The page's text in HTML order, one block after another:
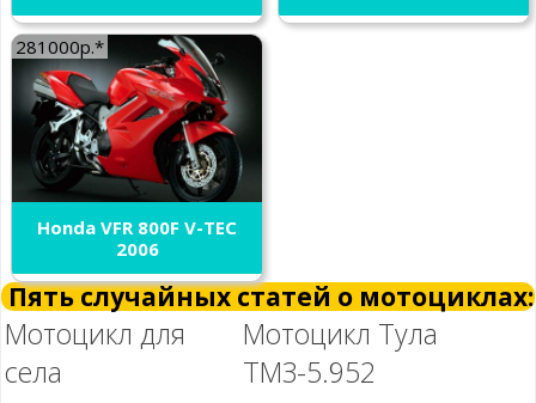
281000р.*
Honda VFR 800F V-TEC
2006
Пять случайных статей о мотоциклах:
Мотоцикл для
села
Мотоцикл Тула
ТМЗ-5.952